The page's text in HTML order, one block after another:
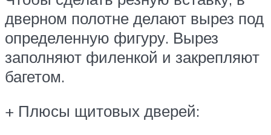
дверном полотне делают вырез под
определенную фигуру. Вырез
заполняют филенкой и закрепляют
багетом.
+ Плюсы щитовых дверей: